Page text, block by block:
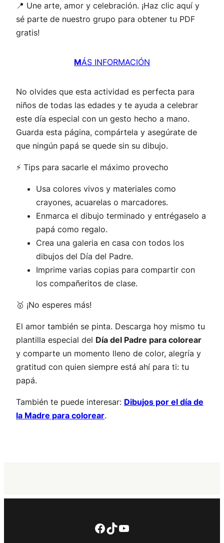
📍 Une arte, amor y celebración. ¡Haz clic aquí y
sé parte de nuestro grupo para obtener tu PDF
gratis!
MÁS INFORMACIÓN
No olvides que esta actividad es perfecta para
niños de todas las edades y te ayuda a celebrar
este día especial con un gesto hecho a mano.
Guarda esta página, compártela y asegúrate de
que ningún papá se quede sin su dibujo.
⚡ Tips para sacarle el máximo provecho
Usa colores vivos y materiales como
crayones, acuarelas o marcadores.
Enmarca el dibujo terminado y entrégaselo a
papá como regalo.
Crea una galeria en casa con todos los
dibujos del Día del Padre.
Imprime varias copias para compartir con
los compañeritos de clase.
🥇 ¡No esperes más!
El amor también se pinta. Descarga hoy mismo tu
plantilla especial del Día del Padre para colorear
y comparte un momento lleno de color, alegría y
gratitud con quien siempre está ahí para ti: tu
papá.
También te puede interesar: Dibujos por el día de
la Madre para colorear.
Facebook
TikTok
YouTube